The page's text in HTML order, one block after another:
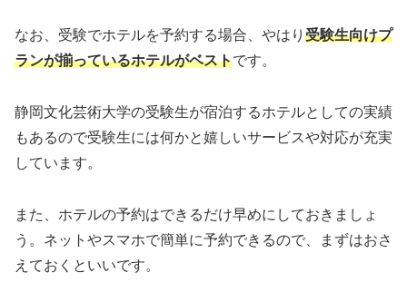
なお、受験でホテルを予約する場合、やはり 受験生向けプ
ランが揃っているホテルがベストです。
静岡文化芸術大学の受験生が宿泊するホテルとしての実績
もあるので受験生には何かと嬉しいサービスや対応が充実
しています。
また、ホテルの予約はできるだけ早めにしておきましょ
う。ネットやスマホで簡単に予約できるので、まずはおさ
えておくといいです。